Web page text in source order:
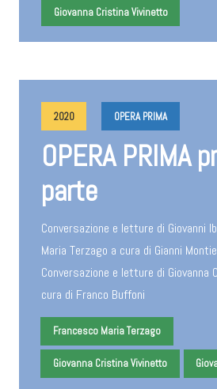
Giovanna Cristina Vivinetto
2020 OPERA PRIMA
OPERA PRIMA
parte
Conversazione e letture di Giovanni
Maria Terzago a cura di Gianni
Conversazione e letture di Giovanna
cura di Franco Buffoni
Francesco Maria Terzago
Giovanna Cristina Vivinetto